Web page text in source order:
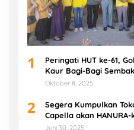
1
Peringati HUT ke-61,
Kaur Bagi-Bagi
Gratis
Oktober 8, 2025
2
Segera Kumpulkan
Capella akan
Juni 30, 2025